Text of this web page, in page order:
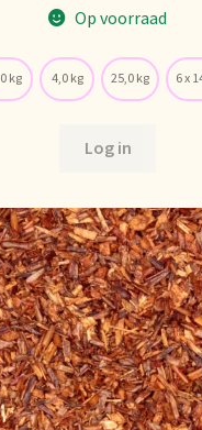
und Garantie
Op voorraad
kg 4,0 kg 25,0 kg 6 x
Log in